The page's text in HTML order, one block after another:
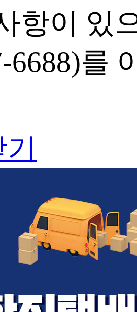
항이 있
6688)를